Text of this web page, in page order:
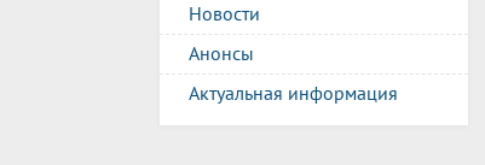
Новости
Анонсы
Актуальная информация